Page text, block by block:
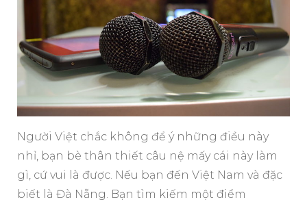
Người Việt chắc không để ý những điều này
nhỉ, bạn bè thân thiết câu nệ mấy cái này làm
gì, cứ vui là được. Nếu bạn đến Việt Nam và đặc
biết là Đà Nẵng. Bạn tìm kiếm một điểm